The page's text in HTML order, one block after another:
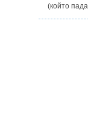
(който